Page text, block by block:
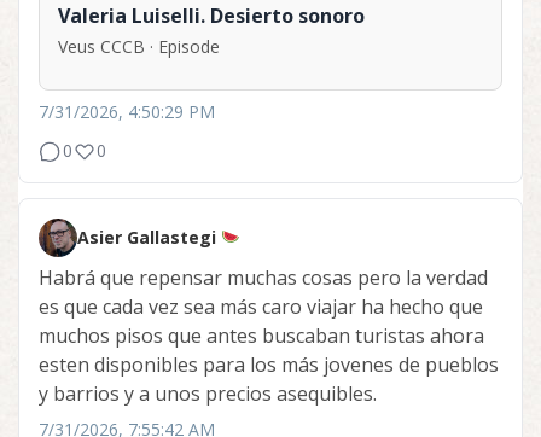
Valeria Luiselli. Desierto sonoro
Veus CCCB · Episode
7/31/2026, 4:50:29 PM
0
0
Asier Gallastegi
Habrá que repensar muchas cosas pero la verdad
es que cada vez sea más caro viajar ha hecho que
muchos pisos que antes buscaban turistas ahora
esten disponibles para los más jovenes de pueblos
y barrios y a unos precios asequibles.
7/31/2026, 7:55:42 AM